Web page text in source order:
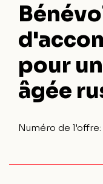
pour
âgée
Numéro de l'offre: